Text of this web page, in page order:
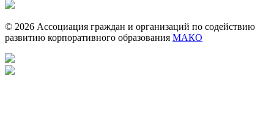
© 2026 Ассоциация граждан и организаций по содействию
развитию корпоративного образования МАКО